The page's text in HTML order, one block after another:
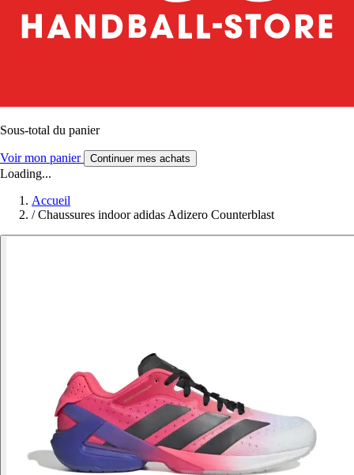
Sous-total du panier
Voir mon panier Continuer mes achats
Loading...
Accueil
/ Chaussures indoor adidas Adizero Counterblast